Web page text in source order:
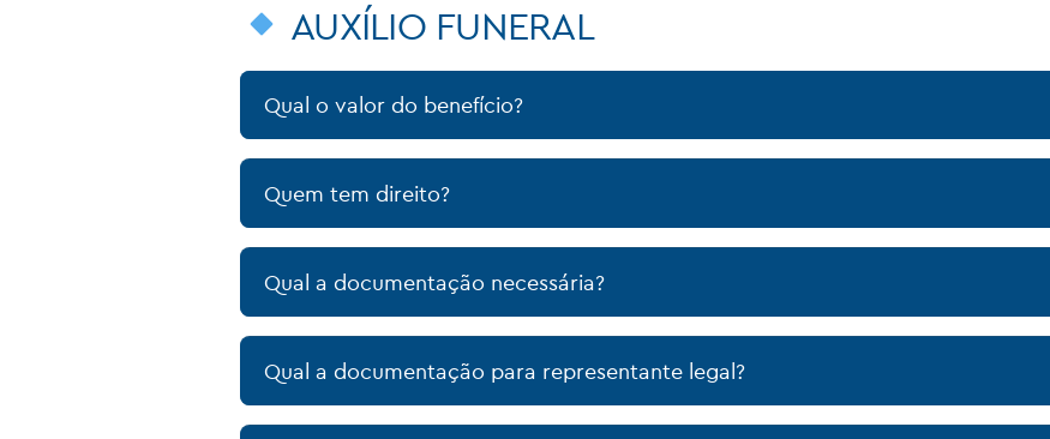
AUXÍLIO FUNERAL
Qual o valor do benefício?
Quem tem direito?
Qual a documentação necessária?
Qual a documentação para representante legal?